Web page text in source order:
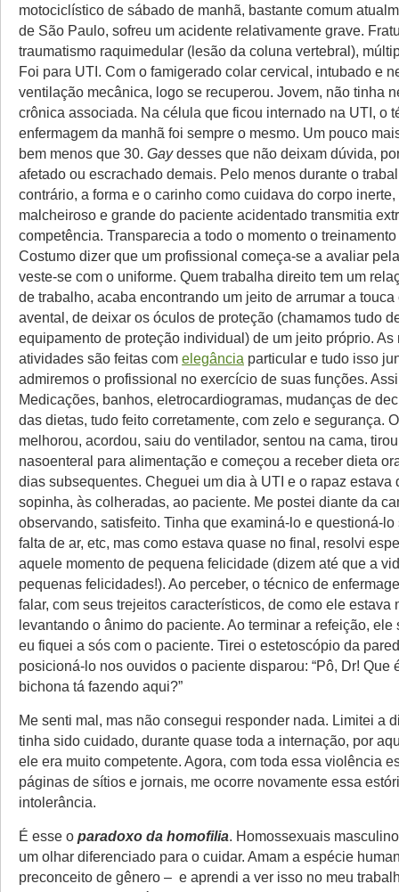
motociclístico de sábado de manhã, bastante comum
de São Paulo, sofreu um acidente relativamente grave.
traumatismo raquimedular (lesão da coluna vertebral),
Foi para UTI. Com o famigerado colar cervical, intubado e
ventilação mecânica, logo se recuperou. Jovem, não tinha
crônica associada. Na célula que ficou internado na UTI, o
enfermagem da manhã foi sempre o mesmo. Um pouco
bem menos que 30. Gaydesses que não deixam dúvida,
afetado ou escrachado demais. Pelo menos durante o
contrário, a forma e o carinho como cuidava do corpo
malcheiroso e grande do paciente acidentado transmitia
competência. Transparecia a todo o momento o
Costumo dizer que um profissional começa-se a avaliar
veste-se com o uniforme. Quem trabalha direito tem um
de trabalho, acaba encontrando um jeito de arrumar a touca
avental, de deixar os óculos de proteção (chamamos tudo
equipamento de proteção individual) de um jeito próprio. As
atividades são feitas com elegância particular e tudo isso
admiremos o profissional no exercício de suas funções.
Medicações, banhos, eletrocardiogramas, mudanças de
das dietas, tudo feito corretamente, com zelo e segurança.
melhorou, acordou, saiu do ventilador, sentou na cama,
nasoenteral para alimentação e começou a receber dieta
dias subsequentes. Cheguei um dia à UTI e o rapaz estava
sopinha, às colheradas, ao paciente. Me postei diante da
observando, satisfeito. Tinha que examiná-lo e questioná-lo
falta de ar, etc, mas como estava quase no final, resolvi
aquele momento de pequena felicidade (dizem até que a
pequenas felicidades!). Ao perceber, o técnico de
falar, com seus trejeitos característicos, de como ele estava
levantando o ânimo do paciente. Ao terminar a refeição, ele
eu fiquei a sós com o paciente. Tirei o estetoscópio da
posicioná-lo nos ouvidos o paciente disparou: “Pô, Dr! Que
bichona tá fazendo aqui?”
Me senti mal, mas não consegui responder nada. Limitei a
tinha sido cuidado, durante quase toda a internação, por
ele era muito competente. Agora, com toda essa violência
páginas de sítios e jornais, me ocorre novamente essa
intolerância.
É esse o paradoxo da homofilia. Homossexuais
um olhar diferenciado para o cuidar. Amam a espécie
preconceito de gênero – e aprendi a ver isso no meu